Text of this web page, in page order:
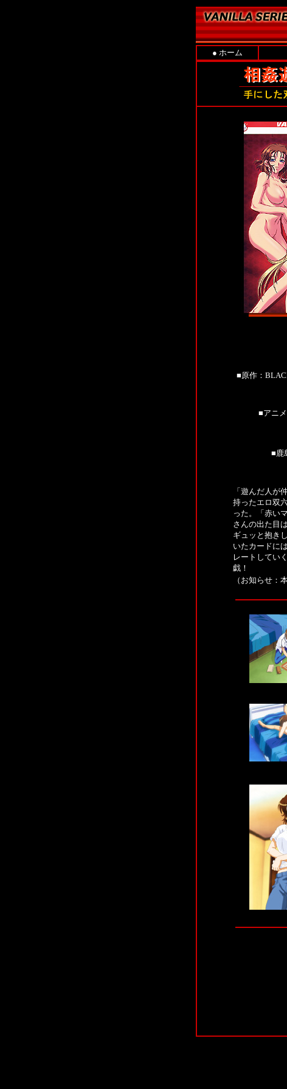
● ホーム
■原作：
■アニ
■鹿
「遊んだ人が
持ったエロ双
った。「赤い
さんの出た目
ギュッと抱き
いたカードに
レートしてい
戯！
（お知らせ：